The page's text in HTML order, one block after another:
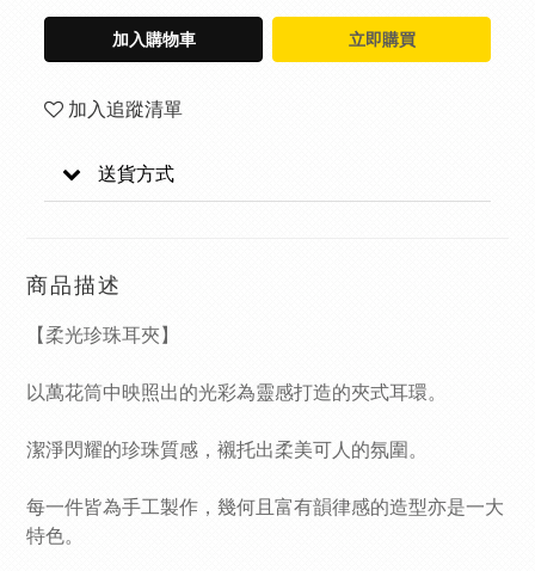
加入購物車 立即購買
加入追蹤清單
送貨方式
商品描述
【柔光珍珠耳夾】
以萬花筒中映照出的光彩為靈感打造的夾式耳環。
潔淨閃耀的珍珠質感，襯托出柔美可人的氛圍。
每一件皆為手工製作，幾何且富有韻律感的造型亦是一大
特色。